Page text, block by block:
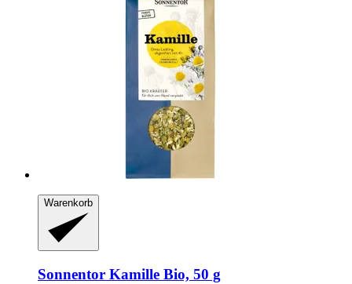
Warenkorb
Sonnentor Kamille Bio, 50 g